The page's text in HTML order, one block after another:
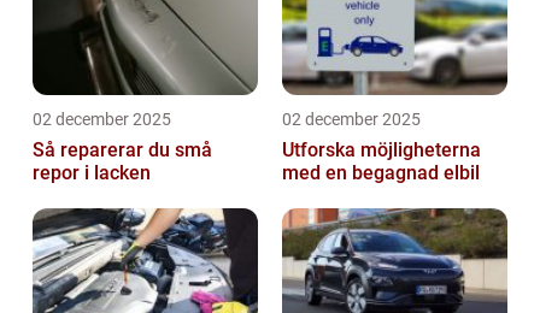
02 december 2025
Så reparerar du små
repor i lacken
02 december 2025
Utforska möjligheterna
med en begagnad elbil